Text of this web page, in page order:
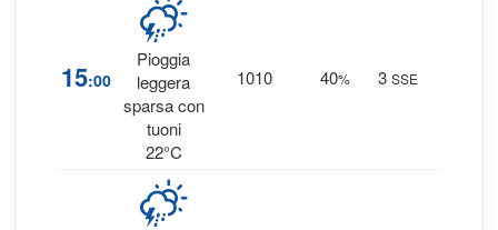
15:00
Pioggia
leggera
sparsa con
tuoni
22°C
1010 40% 3 SSE